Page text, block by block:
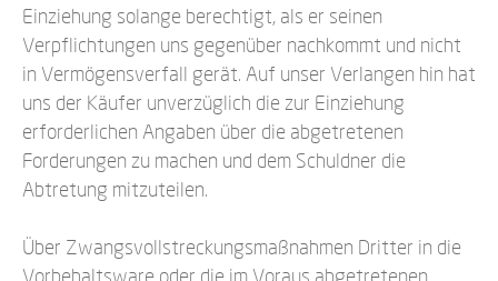
Einziehung solange berechtigt, als er seinen
Verpflichtungen uns gegenüber nachkommt und nicht
in Vermögensverfall gerät. Auf unser Verlangen hin hat
uns der Käufer unverzüglich die zur Einziehung
erforderlichen Angaben über die abgetretenen
Forderungen zu machen und dem Schuldner die
Abtretung mitzuteilen.
Über Zwangsvollstreckungsmaßnahmen Dritter in die
Vorbehaltsware oder die im Voraus abgetretenen